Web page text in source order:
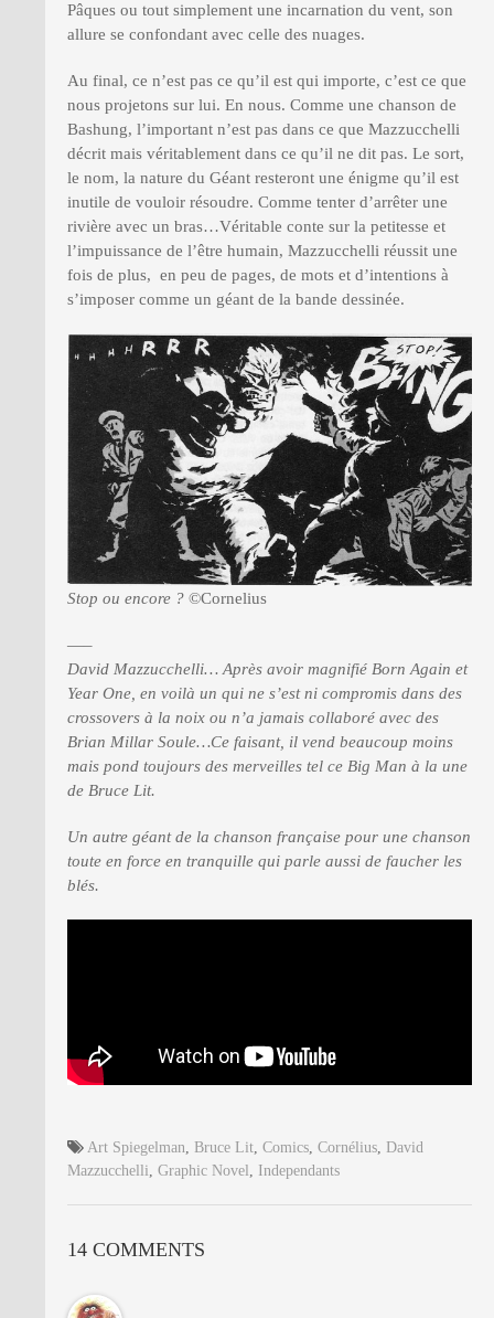
Pâques ou tout simplement une incarnation du vent, son
allure se confondant avec celle des nuages.
Au final, ce n’est pas ce qu’il est qui importe, c’est ce que
nous projetons sur lui. En nous. Comme une chanson de
Bashung, l’important n’est pas dans ce que Mazzucchelli
décrit mais véritablement dans ce qu’il ne dit pas. Le sort,
le nom, la nature du Géant resteront une énigme qu’il est
inutile de vouloir résoudre. Comme tenter d’arrêter une
rivière avec un bras…Véritable conte sur la petitesse et
l’impuissance de l’être humain, Mazzucchelli réussit une
fois de plus, en peu de pages, de mots et d’intentions à
s’imposer comme un géant de la bande dessinée.
Stop ou encore ? ©Cornelius
—–
David Mazzucchelli… Après avoir magnifié Born Again et
Year One, en voilà un qui ne s’est ni compromis dans des
crossovers à la noix ou n’a jamais collaboré avec des
Brian Millar Soule…Ce faisant, il vend beaucoup moins
mais pond toujours des merveilles tel ce Big Man à la une
de Bruce Lit.
Un autre géant de la chanson française pour une chanson
toute en force en tranquille qui parle aussi de faucher les
blés.
Art Spiegelman Bruce Lit Comics Cornélius David
Mazzucchelli Graphic Novel Independants
14 COMMENTS